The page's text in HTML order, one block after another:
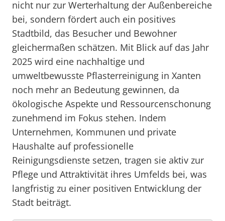
nicht nur zur Werterhaltung der Außenbereiche
bei, sondern fördert auch ein positives
Stadtbild, das Besucher und Bewohner
gleichermaßen schätzen. Mit Blick auf das Jahr
2025 wird eine nachhaltige und
umweltbewusste Pflasterreinigung in Xanten
noch mehr an Bedeutung gewinnen, da
ökologische Aspekte und Ressourcenschonung
zunehmend im Fokus stehen. Indem
Unternehmen, Kommunen und private
Haushalte auf professionelle
Reinigungsdienste setzen, tragen sie aktiv zur
Pflege und Attraktivität ihres Umfelds bei, was
langfristig zu einer positiven Entwicklung der
Stadt beiträgt.